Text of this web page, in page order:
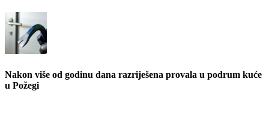
Nakon više od godinu dana razriješena provala u podrum kuće
u Požegi